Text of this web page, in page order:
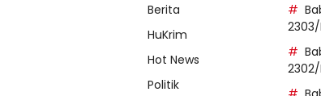
Berita
HuKrim
Hot News
Politik